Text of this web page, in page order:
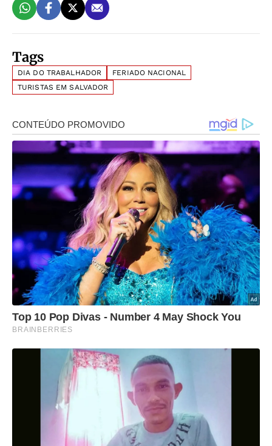
Tags
DIA DO TRABALHADOR
FERIADO NACIONAL
TURISTAS EM SALVADOR